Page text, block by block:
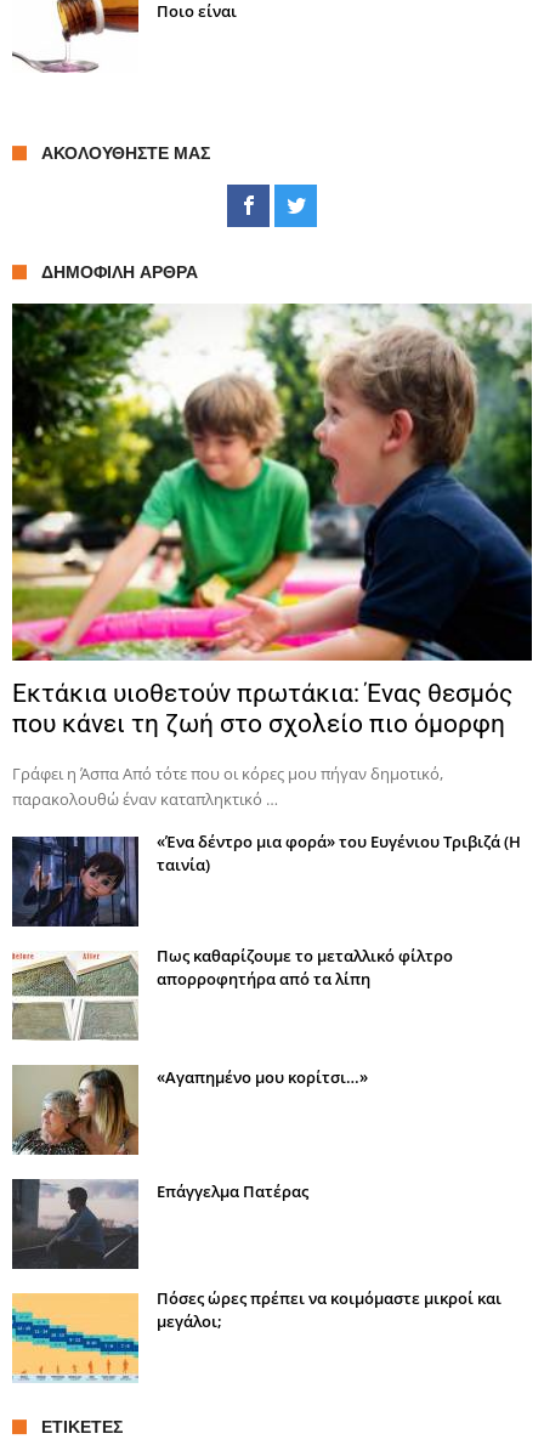
Ποιο είναι
ΑΚΟΛΟΥΘΉΣΤΕ ΜΑΣ
ΔΗΜΟΦΙΛΉ ΆΡΘΡΑ
Εκτάκια υιοθετούν πρωτάκια: Ένας θεσμός
που κάνει τη ζωή στο σχολείο πιο όμορφη
Γράφει η Άσπα Από τότε που οι κόρες μου πήγαν δημοτικό,
παρακολουθώ έναν καταπληκτικό …
«Ένα δέντρο μια φορά» του Ευγένιου Τριβιζά (Η
ταινία)
Πως καθαρίζουμε το μεταλλικό φίλτρο
απορροφητήρα από τα λίπη
«Αγαπημένο μου κορίτσι…»
Επάγγελμα Πατέρας
Πόσες ώρες πρέπει να κοιμόμαστε μικροί και
μεγάλοι;
ΕΤΙΚΈΤΕΣ